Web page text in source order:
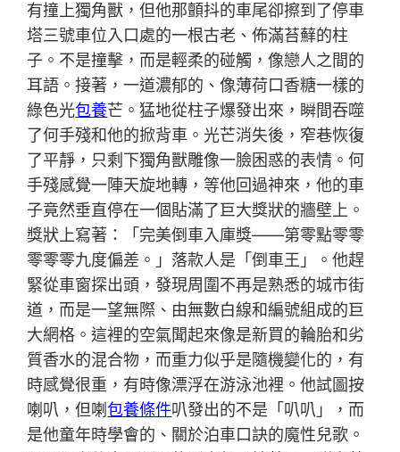
有撞上獨角獸，但他那顫抖的車尾卻擦到了停車
塔三號車位入口處的一根古老、佈滿苔蘚的柱
子。不是撞擊，而是輕柔的碰觸，像戀人之間的
耳語。接著，一道濃郁的、像薄荷口香糖一樣的
綠色光包養芒。猛地從柱子爆發出來，瞬間吞噬
了何手殘和他的掀背車。光芒消失後，窄巷恢復
了平靜，只剩下獨角獸雕像一臉困惑的表情。何
手殘感覺一陣天旋地轉，等他回過神來，他的車
子竟然垂直停在一個貼滿了巨大獎狀的牆壁上。
獎狀上寫著：「完美倒車入庫獎——第零點零零
零零零九度偏差。」落款人是「倒車王」。他趕
緊從車窗探出頭，發現周圍不再是熟悉的城市街
道，而是一望無際、由無數白線和編號組成的巨
大網格。這裡的空氣聞起來像是新買的輪胎和劣
質香水的混合物，而重力似乎是隨機變化的，有
時感覺很重，有時像漂浮在游泳池裡。他試圖按
喇叭，但喇包養條件叭發出的不是「叭叭」，而
是他童年時學會的、關於泊車口訣的魔性兒歌。